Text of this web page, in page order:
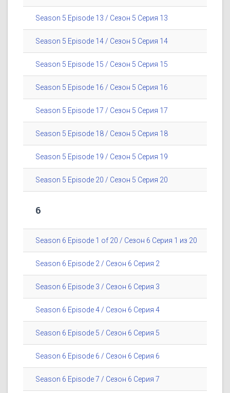
Season 5 Episode 13 / Сезон 5 Серия 13
Season 5 Episode 14 / Сезон 5 Серия 14
Season 5 Episode 15 / Сезон 5 Серия 15
Season 5 Episode 16 / Сезон 5 Серия 16
Season 5 Episode 17 / Сезон 5 Серия 17
Season 5 Episode 18 / Сезон 5 Серия 18
Season 5 Episode 19 / Сезон 5 Серия 19
Season 5 Episode 20 / Сезон 5 Серия 20
6
Season 6 Episode 1 of 20 / Сезон 6 Серия 1 из 20
Season 6 Episode 2 / Сезон 6 Серия 2
Season 6 Episode 3 / Сезон 6 Серия 3
Season 6 Episode 4 / Сезон 6 Серия 4
Season 6 Episode 5 / Сезон 6 Серия 5
Season 6 Episode 6 / Сезон 6 Серия 6
Season 6 Episode 7 / Сезон 6 Серия 7